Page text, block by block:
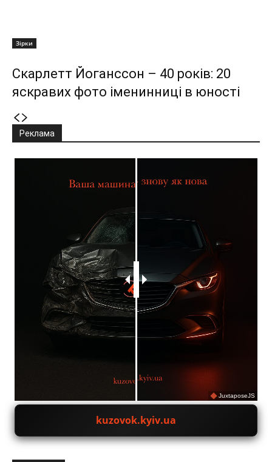
Зірки
Скарлетт Йоганссон – 40 років: 20
яскравих фото іменинниці в юності
Реклама
JuxtaposeJS
kuzovok.kyiv.ua